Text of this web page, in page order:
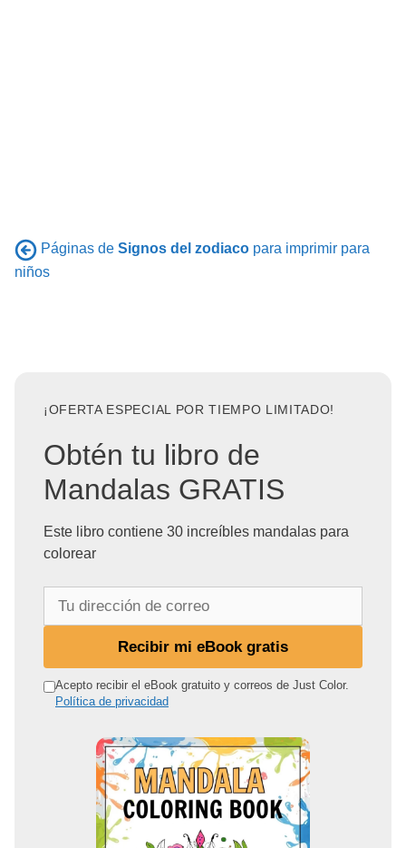
Páginas de Signos del zodiaco para imprimir para
niños
¡OFERTA ESPECIAL POR TIEMPO LIMITADO!
Obtén tu libro de
Mandalas GRATIS
Este libro contiene 30 increíbles mandalas para
colorear
r
Recibir mi eBook gratis
Acepto recibir el eBook gratuito y correos de Just Color.
Política de privacidad